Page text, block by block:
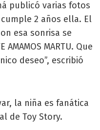
publicó varias fotos
2 años ella. El
esa sonrisa se
MARTU. Que
deseo”, escribió
la niña es fanática
de Toy Story.